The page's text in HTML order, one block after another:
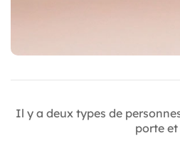
Il y a deux types de
porte